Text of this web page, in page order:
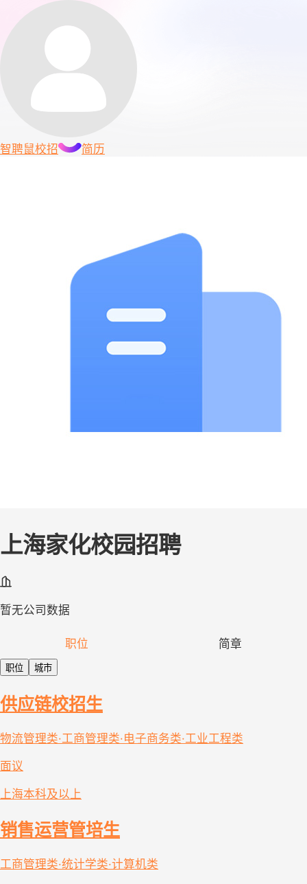
智聘鼠校招 简历
上海家化校园招聘
暂无公司数据
职位 简章
职位 城市
供应链校招生
物流管理类·工商管理类·电子商务类·工业工程类
面议
上海本科及以上
销售运营管培生
工商管理类·统计学类·计算机类